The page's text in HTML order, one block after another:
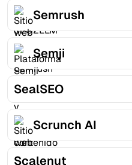
Semrush
Semji
SealSEO
Scrunch AI
Scalenut